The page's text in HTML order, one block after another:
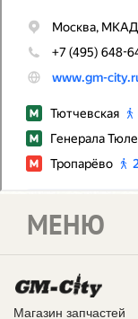
Магазин запчастей
МЕНЮ